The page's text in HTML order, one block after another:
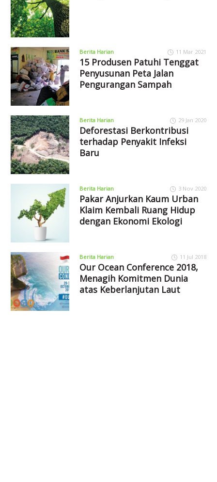
Berita Harian 11 Mar 2021
15 Produsen Patuhi Tenggat
Penyusunan Peta Jalan
Pengurangan Sampah
Berita Harian 29 Jan 2020
Deforestasi Berkontribusi
terhadap Penyakit Infeksi
Baru
Berita Harian 3 Nov 2020
Pakar Anjurkan Kaum Urban
Klaim Kembali Ruang Hidup
dengan Ekonomi Ekologi
Berita Harian 11 Jul 2018
Our Ocean Conference 2018,
Menagih Komitmen Dunia
atas Keberlanjutan Laut